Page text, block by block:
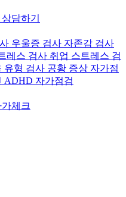
상담하기
우울증 검사 자존감 검사
레스 검사 취업 스트레스 검
유형 검사 공황 증상 자가점
ADHD 자가점검
체크